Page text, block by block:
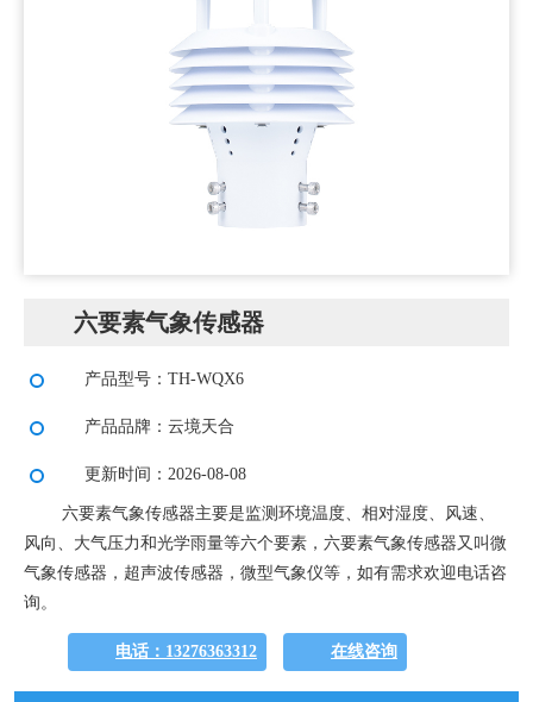
六要素气象传感器
产品型号：TH-WQX6
产品品牌：云境天合
更新时间：2026-08-08
六要素气象传感器主要是监测环境温度、相对湿度、风速、
风向、大气压力和光学雨量等六个要素，六要素气象传感器又叫微
气象传感器，超声波传感器，微型气象仪等，如有需求欢迎电话咨
询。
电话：13276363312 在线咨询